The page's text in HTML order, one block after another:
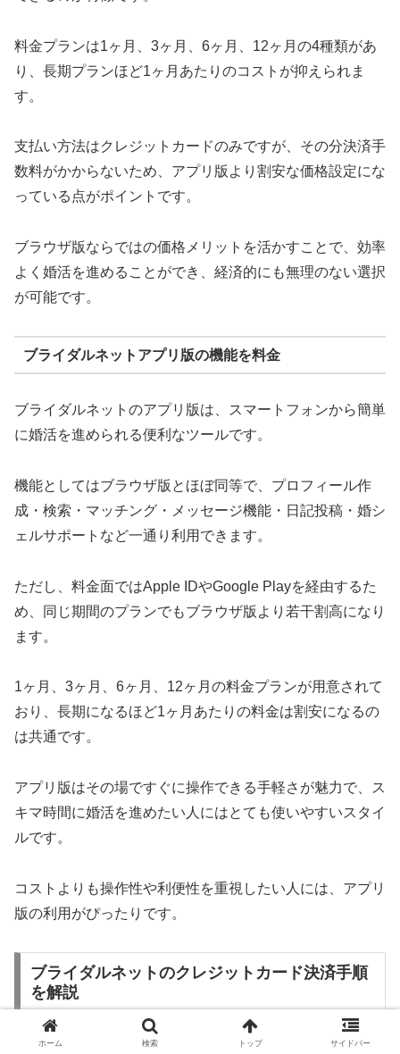
料金プランは1ヶ月、3ヶ月、6ヶ月、12ヶ月の4種類があ
り、長期プランほど1ヶ月あたりのコストが抑えられま
す。
支払い方法はクレジットカードのみですが、その分決済手
数料がかからないため、アプリ版より割安な価格設定にな
っている点がポイントです。
ブラウザ版ならではの価格メリットを活かすことで、効率
よく婚活を進めることができ、経済的にも無理のない選択
が可能です。
ブライダルネットアプリ版の機能を料金
ブライダルネットのアプリ版は、スマートフォンから簡単
に婚活を進められる便利なツールです。
機能としてはブラウザ版とほぼ同等で、プロフィール作
成・検索・マッチング・メッセージ機能・日記投稿・婚シ
ェルサポートなど一通り利用できます。
ただし、料金面ではApple IDやGoogle Playを経由するた
め、同じ期間のプランでもブラウザ版より若干割高になり
ます。
1ヶ月、3ヶ月、6ヶ月、12ヶ月の料金プランが用意されて
おり、長期になるほど1ヶ月あたりの料金は割安になるの
は共通です。
アプリ版はその場ですぐに操作できる手軽さが魅力で、ス
キマ時間に婚活を進めたい人にはとても使いやすいスタイ
ルです。
コストよりも操作性や利便性を重視したい人には、アプリ
版の利用がぴったりです。
ブライダルネットのクレジットカード決済手順
を解説
ブライダルネットのブラウザ版を利用する際には、クレジ
ホーム 検索 トップ サイドバー